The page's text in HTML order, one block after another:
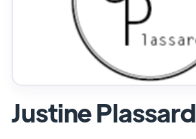
Justine Plassard